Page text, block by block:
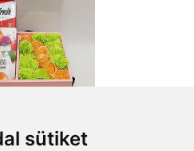
sütiket